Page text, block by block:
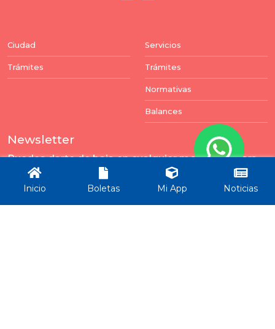
Ciudad
Trámites
Servicios
Trámites
Normativas
Balances
Newsletter
Puedes darte de baja en cualquier momento. Para
ello, encontrará nuestros datos de contacto en el
aviso legal.
Inicio Boletas Mi App Noticias